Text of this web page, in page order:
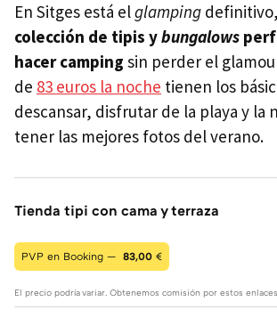
En Sitges está elglamping
colección de tipis ybungalows
hacer camping sin perder el
de 83 euros la noche tienen los
descansar, disfrutar de la playa y la
tener las mejores fotos del verano.
Tienda tipi con cama y terraza
PVP en Booking — 83,00 €
El precio podría variar. Obtenemos comisión por estos enlaces